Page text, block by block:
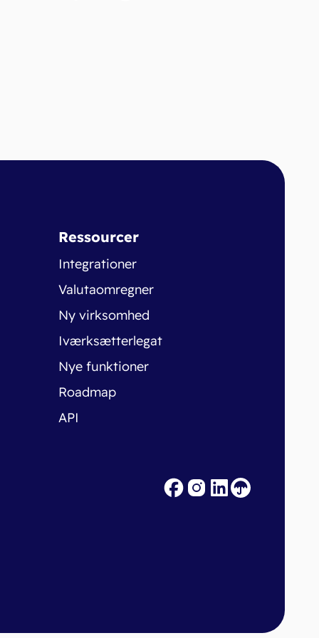
Ressourcer
Integrationer
Valutaomregner
Ny virksomhed
Iværksætterlegat
Nye funktioner
Roadmap
API